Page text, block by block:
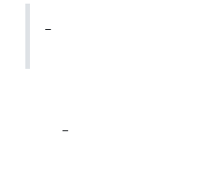
-
-